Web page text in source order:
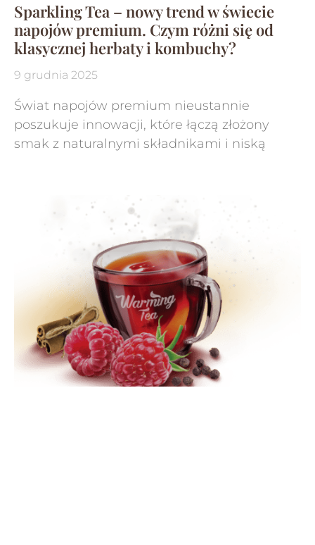
Sparkling Tea – nowy trend w świecie
napojów premium. Czym różni się od
klasycznej herbaty i kombuchy?
9 grudnia 2025
Świat napojów premium nieustannie
poszukuje innowacji, które łączą złożony
smak z naturalnymi składnikami i niską